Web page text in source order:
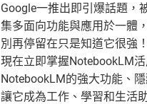
Google一推出即引爆話題，
集多面向功能與應用於一體
別再停留在只是知道它很強
現在立即掌握NotebookLM活
NotebookLM的強大功能、
讓它成為工作、學習和生活